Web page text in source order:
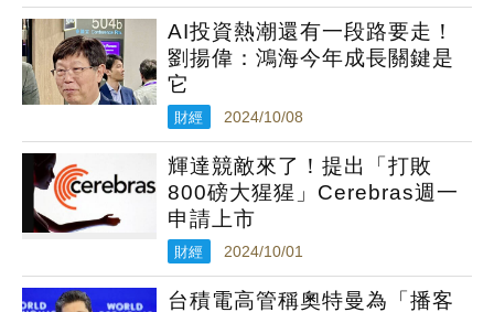
AI投資熱潮還有一段路要走！
劉揚偉：鴻海今年成長關鍵是
它
財經 2024/10/08
輝達競敵來了！提出「打敗
800磅大猩猩」Cerebras週一
申請上市
財經 2024/10/01
台積電高管稱奧特曼為「播客